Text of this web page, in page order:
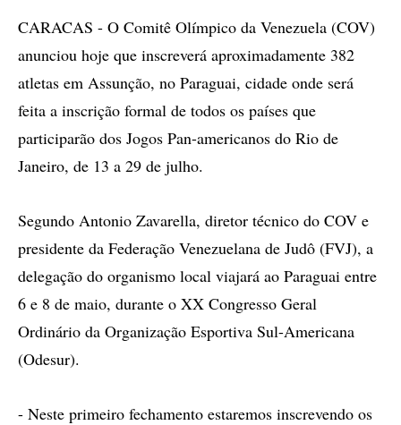
CARACAS - O Comitê Olímpico da Venezuela (COV)
anunciou hoje que inscreverá aproximadamente 382
atletas em Assunção, no Paraguai, cidade onde será
feita a inscrição formal de todos os países que
participarão dos Jogos Pan-americanos do Rio de
Janeiro, de 13 a 29 de julho.
Segundo Antonio Zavarella, diretor técnico do COV e
presidente da Federação Venezuelana de Judô (FVJ), a
delegação do organismo local viajará ao Paraguai entre
6 e 8 de maio, durante o XX Congresso Geral
Ordinário da Organização Esportiva Sul-Americana
(Odesur).
- Neste primeiro fechamento estaremos inscrevendo os